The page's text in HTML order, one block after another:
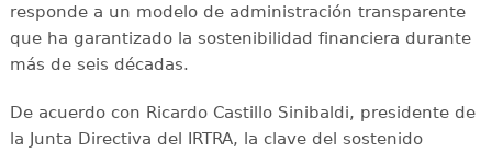
responde a un modelo de administración transparente
que ha garantizado la sostenibilidad financiera durante
más de seis décadas.
De acuerdo con Ricardo Castillo Sinibaldi, presidente de
la Junta Directiva del IRTRA, la clave del sostenido